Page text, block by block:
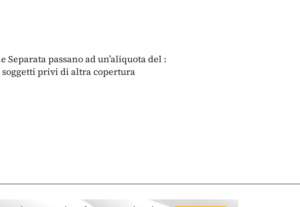
passano ad un’aliquota del :
privi di altra copertura